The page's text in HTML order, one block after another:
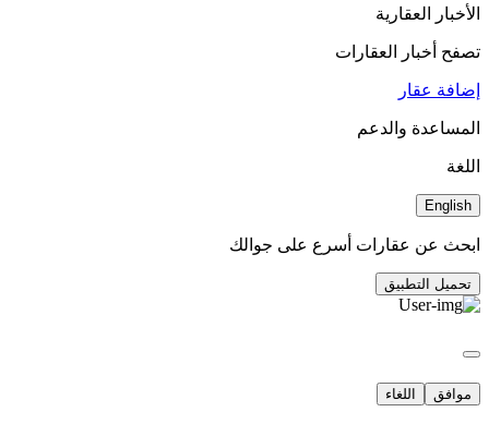
الأخبار العقارية
تصفح أخبار العقارات
إضافة عقار
المساعدة والدعم
اللغة
English
ابحث عن عقارات أسرع على جوالك
تحميل التطبيق
موافق اللغاء